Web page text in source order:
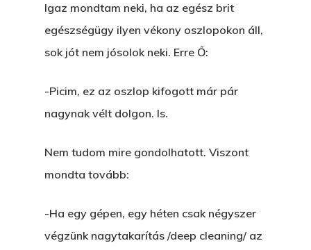
Igaz mondtam neki, ha az egész brit
egészségügy ilyen vékony oszlopokon áll,
sok jót nem jósolok neki. Erre Ő:
-Picim, ez az oszlop kifogott már pár
nagynak vélt dolgon. Is.
Nem tudom mire gondolhatott. Viszont
mondta tovább:
-Ha egy gépen, egy héten csak négyszer
végzünk nagytakarítás /deep cleaning/ az